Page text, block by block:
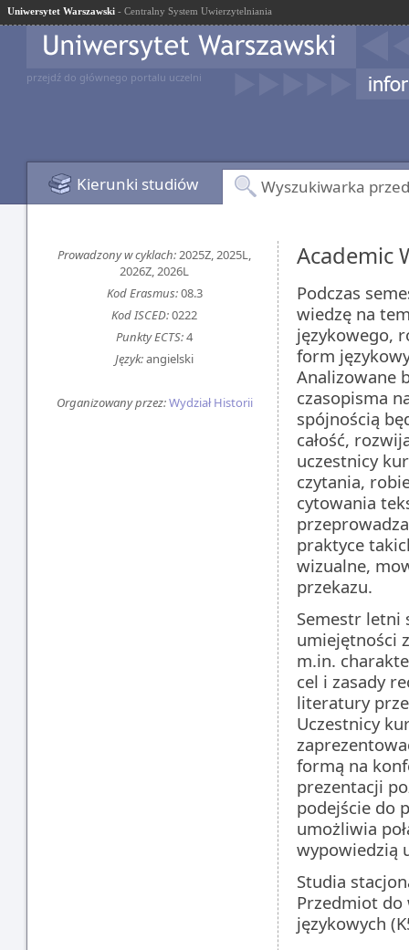
Uniwersytet Warszawski - Centralny System Uwierzytelniania
przejdź do głównego portalu uczelni
Kierunki studiów Wyszukiwarka
Prowadzony w cyklach:2025Z, 2025L,
2026Z, 2026L
Kod Erasmus:08.3
Kod ISCED:0222
Punkty ECTS:4
Język:angielski
Organizowany przez:Wydział Historii
Academic
Podczas
wiedzę na
językowego,
form
Analizowane
czasopisma
spójnością
całość,
uczestnicy
czytania,
cytowania
praktyce
wizualne,
przekazu.
Semestr letni
umiejętności
m.in.
cel i zasady
literatury
Uczestnicy
formą na
prezentacji
podejście do
umożliwia
wypowiedzią
Studia
Przedmiot do
językowych